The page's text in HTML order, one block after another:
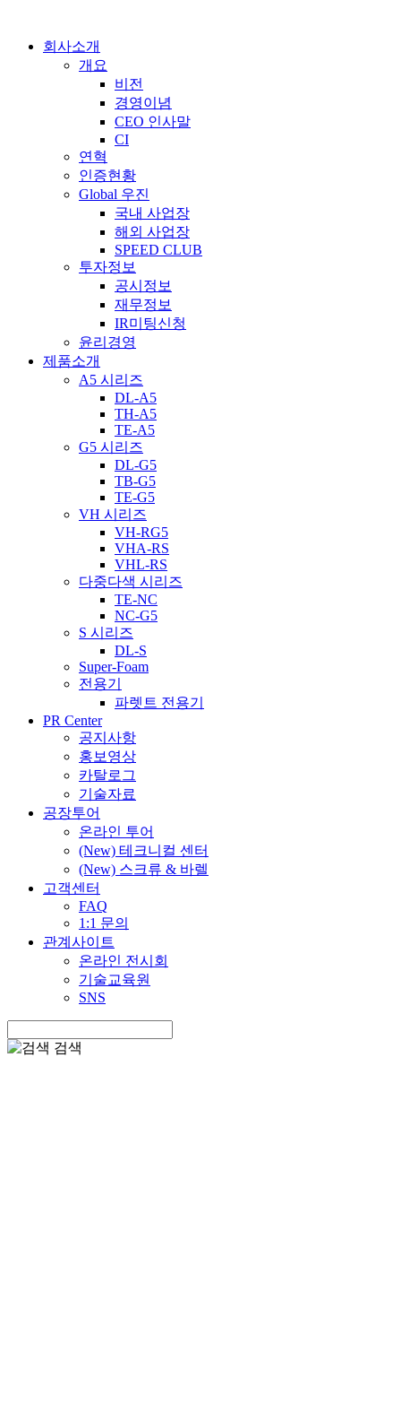
회사소개
개요
비전
경영이념
CEO 인사말
CI
연혁
인증현황
Global 우진
국내 사업장
해외 사업장
SPEED CLUB
투자정보
공시정보
재무정보
IR미팅신청
윤리경영
제품소개
A5 시리즈
DL-A5
TH-A5
TE-A5
G5 시리즈
DL-G5
TB-G5
TE-G5
VH 시리즈
VH-RG5
VHA-RS
VHL-RS
다중다색 시리즈
TE-NC
NC-G5
S 시리즈
DL-S
Super-Foam
전용기
파렛트 전용기
PR Center
공지사항
홍보영상
카탈로그
기술자료
공장투어
온라인 투어
(New) 테크니컬 센터
(New) 스크류 & 바렐
고객센터
FAQ
1:1 문의
관계사이트
온라인 전시회
기술교육원
SNS
검색